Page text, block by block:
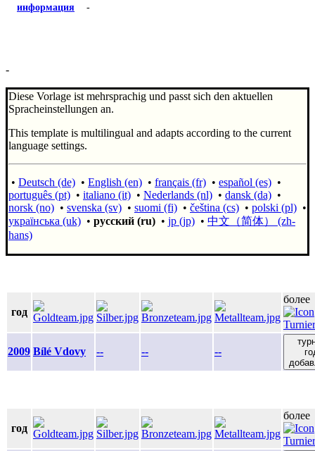
информация
-
-
Diese Vorlage ist mehrsprachig und passt sich den aktuellen
Spracheinstellungen an.
This template is multilingual and adapts according to the current
language settings.
• Deutsch (de) • English (en) • français (fr) • español (es) •
português (pt) • italiano (it) • Nederlands (nl) • dansk (da) •
norsk (no) • svenska (sv) • suomi (fi) • čeština (cs) • polski (pl) •
українська (uk) • русский (ru) • jp (jp) • 中文（简体）‎ (zh-
hans)
год
более
2009 Bílé Vdovy -- -- --
год
более